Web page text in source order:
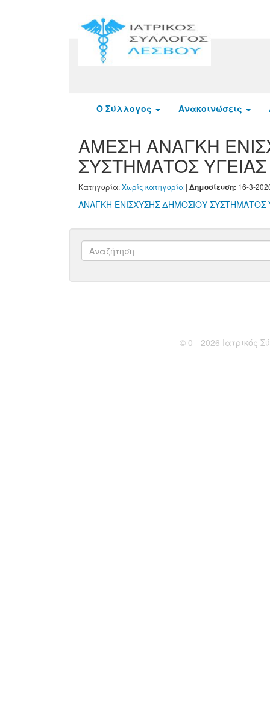
Ο Σύλλογος Ανακοινώσεις
ΑΜΕΣΗ ΑΝΑΓΚΗ
ΣΥΣΤΗΜΑΤΟΣ ΥΓΕΙΑΣ
Κατηγορία:Χωρίς κατηγορία | Δημοσίευση: 16-3-
ΑΝΑΓΚΗ ΕΝΙΣΧΥΣΗΣ ΔΗΜΟΣΙΟΥ ΣΥΣΤΗΜΑΤΟΣ
© 0 - 2026 Ιατρικός